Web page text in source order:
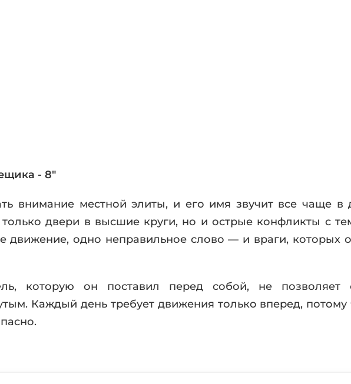
- 8"
внимание местной элиты, и его имя звучит все чаще в
двери в высшие круги, но и острые конфликты с
движение, одно неправильное слово — и враги, которых
которую он поставил перед собой, не позволяет
Каждый день требует движения только вперед, потому